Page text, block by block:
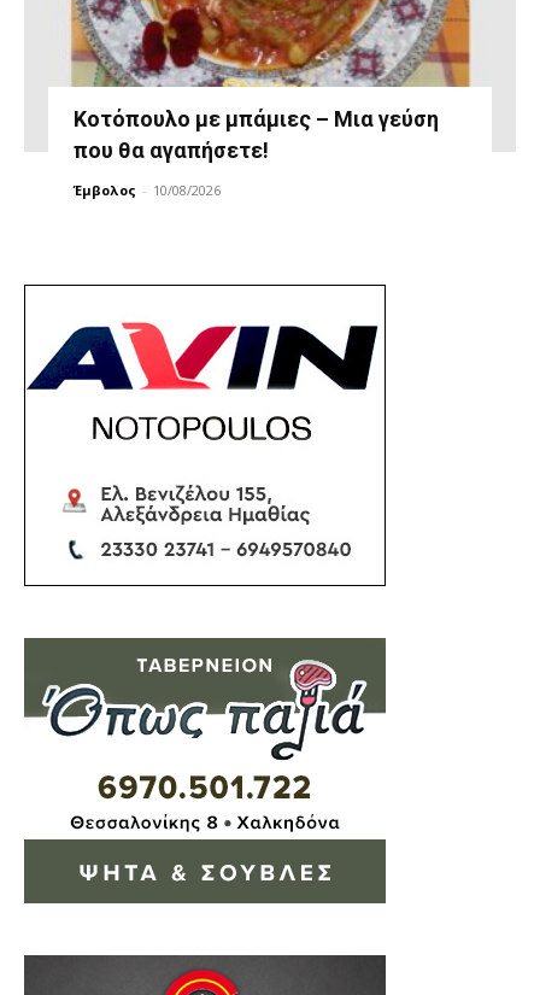
Κοτόπουλο με μπάμιες – Μια γεύση
που θα αγαπήσετε!
Έμβολος - 10/08/2026